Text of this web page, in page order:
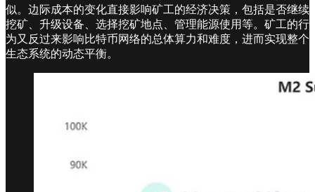
似。边际成本的变化直接影响矿工的经济决策，包括是否继续
挖矿、升级设备、选择挖矿地点、管理能源使用等。矿工的行
为又反过来影响比特币网络的总体算力和难度，进而实现整个
生态系统的动态平衡。